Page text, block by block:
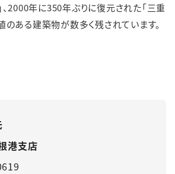
2000年に350年ぶりに復元された「三重
ある建築物が数多く残されています。
港支店